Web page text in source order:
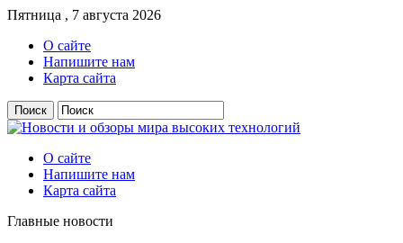
Пятница , 7 августа 2026
О сайте
Напишите нам
Карта сайта
О сайте
Напишите нам
Карта сайта
Главные новости